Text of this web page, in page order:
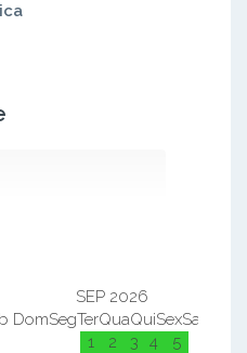
SEP 2026
DomSegTerQuaQuiSexSab
1
2 3 4
5